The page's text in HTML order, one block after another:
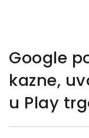
Google
kazne,
u Play